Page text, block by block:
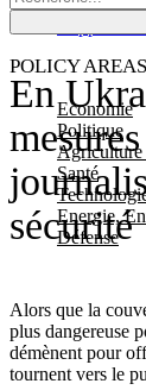
POLICY AREAS
Economie
Politique
Santé
Energie,
Défense
En
sécurité
Alors que la
plus dangereuse
démènent pour
tournent vers le